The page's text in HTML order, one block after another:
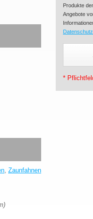
, Zaunfahnen
Produkte
Angebote
*